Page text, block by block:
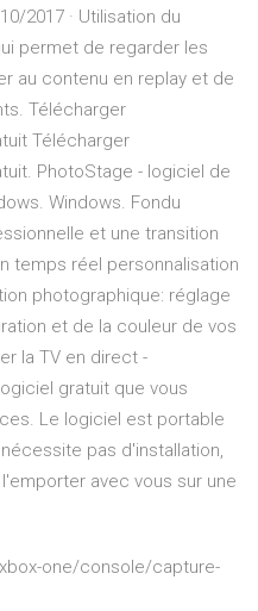
2017 · Utilisation du
permet de regarder les
au contenu en replay et de
Télécharger
Télécharger
PhotoStage - logiciel de
Windows. Fondu
et une transition
temps réel personnalisation
photographique: réglage
et de la couleur de vos
la TV en direct -
gratuit que vous
Le logiciel est portable
pas d'installation,
avec vous sur une
one/console/capture-